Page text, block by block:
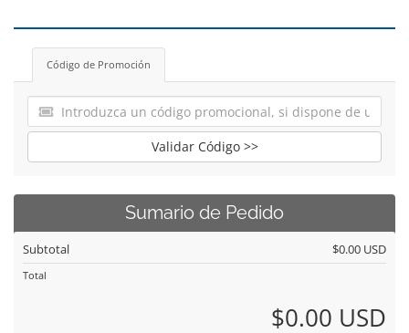
Código de Promoción
Validar Código >>
Sumario de Pedido
Subtotal $0.00 USD
Total
$0.00 USD